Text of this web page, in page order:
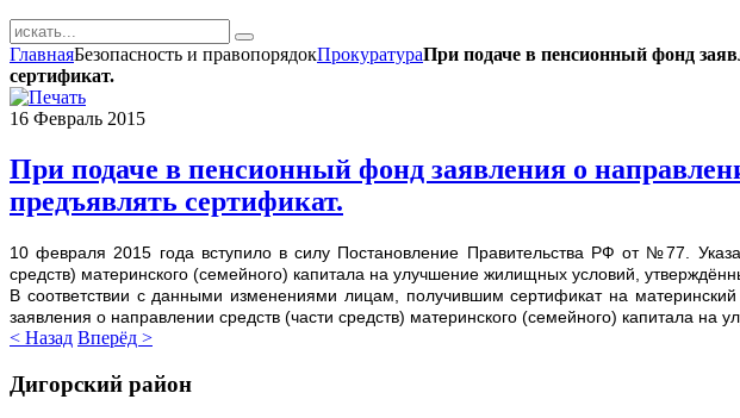
ГлавнаяБезопасность и правопорядокПрокуратураПри подаче в пенсионный фонд
сертификат.
16 Февраль 2015
При подаче в пенсионный фонд заявления о
предъявлять сертификат.
10 февраля 2015 года вступило в силу Постановление Правительства РФ от №77.
средств) материнского (семейного) капитала на улучшение жилищных условий,
В соответствии с данными изменениями лицам, получившим сертификат на
заявления о направлении средств (части средств) материнского (семейного) капитала
< Назад Вперёд >
Дигорский район